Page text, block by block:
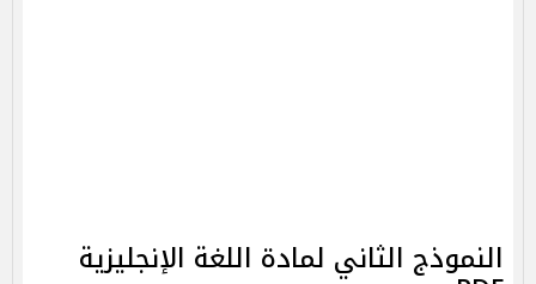
النموذج الثاني لمادة اللغة الإنجليزية